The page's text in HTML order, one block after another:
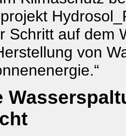
Schritt auf dem
von